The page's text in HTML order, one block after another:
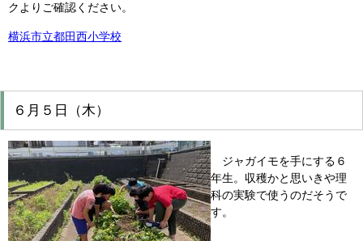
クよりご確認ください。
横浜市立都田西小学校
６月５日（木）
ジャガイモを手にする６
年生。収穫かと思いきや理
科の実験で使うのだそうで
す。